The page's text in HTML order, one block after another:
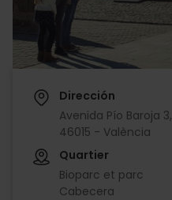
Dirección
Avenida Pío Baroja 3,
46015 - València
Quartier
Bioparc et parc
Cabecera